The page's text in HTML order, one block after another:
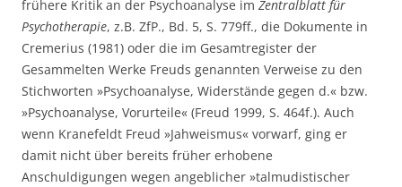
frühere Kritik an der Psychoanalyse im Zentralblatt für
Psychotherapie, z.B. ZfP., Bd. 5, S. 779ff., die Dokumente in
Cremerius (1981) oder die im Gesamtregister der
Gesammelten Werke Freuds genannten Verweise zu den
Stichworten »Psychoanalyse, Widerstände gegen d.« bzw.
»Psychoanalyse, Vorurteile« (Freud 1999, S. 464f.). Auch
wenn Kranefeldt Freud »Jahweismus« vorwarf, ging er
damit nicht über bereits früher erhobene
Anschuldigungen wegen angeblicher »talmudistischer